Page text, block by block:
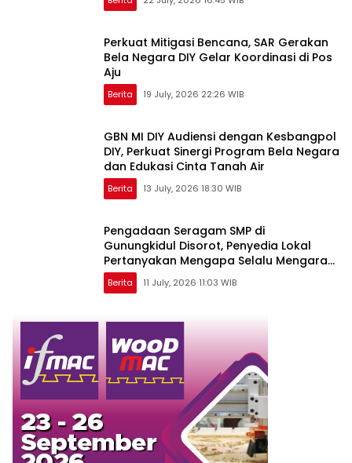
Perkuat Mitigasi Bencana, SAR Gerakan
Bela Negara DIY Gelar Koordinasi di Pos
Aju
Berita 19 July, 2026 22:26 WIB
GBN MI DIY Audiensi dengan Kesbangpol
DIY, Perkuat Sinergi Program Bela Negara
dan Edukasi Cinta Tanah Air
Berita 13 July, 2026 18:30 WIB
Pengadaan Seragam SMP di
Gunungkidul Disorot, Penyedia Lokal
Pertanyakan Mengapa Selalu Mengarah
ke Vendor yang Sama
Berita 11 July, 2026 11:03 WIB